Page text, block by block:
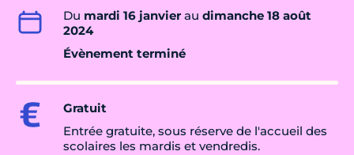
Du mardi 16 janvierau dimanche 18 août
2024
Évènement terminé
Gratuit
Entrée gratuite, sous réserve de l'accueil des
scolaires les mardis et vendredis.